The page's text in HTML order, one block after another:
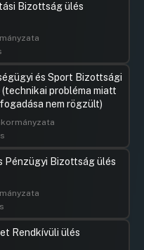
Bizottság ülés
és Sport Bizottsági
probléma miatt
nem rögzült)
Pénzügyi Bizottság ülés
Rendkívüli ülés